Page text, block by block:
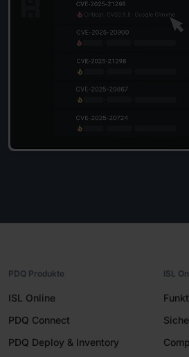
PDQ Produkte
ISL Online
PDQ Connect
PDQ Deploy & Inventory
ISL